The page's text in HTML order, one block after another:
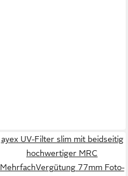
ayex UV-Filter slim mit beidseitig
hochwertiger MRC
MehrfachVergütung 77mm Foto-